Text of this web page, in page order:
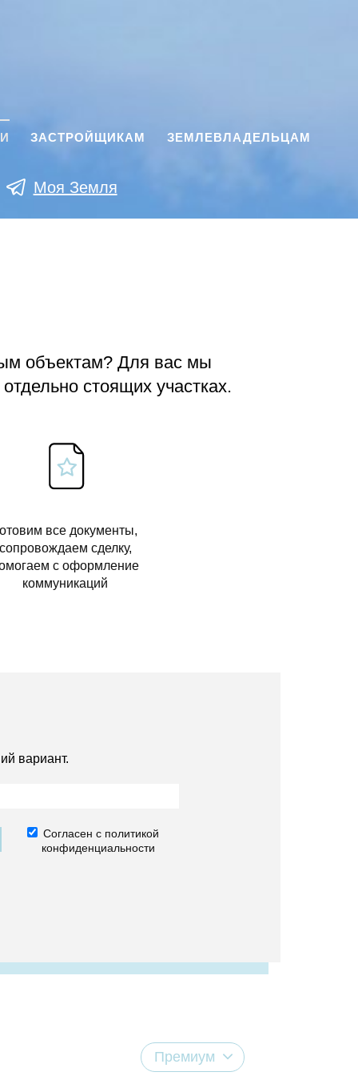
ЗАСТРОЙЩИКАМ ЗЕМЛЕВЛАДЕЛЬЦАМ
Моя Земля
объектам? Для вас мы
стоящих участках.
все документы,
сделку,
с оформление
коммуникаций
вариант.
Согласен с политикой
конфиденциальности
Премиум